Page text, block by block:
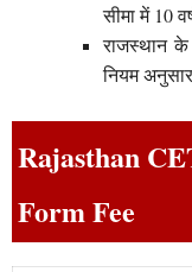
सीमा में 10
राजस्थान के
नियम
Rajasthan
Form Fee